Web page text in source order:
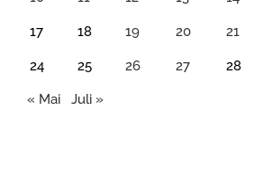
17 18 19 20 21
24 25 26 27 28
« Mai Juli »